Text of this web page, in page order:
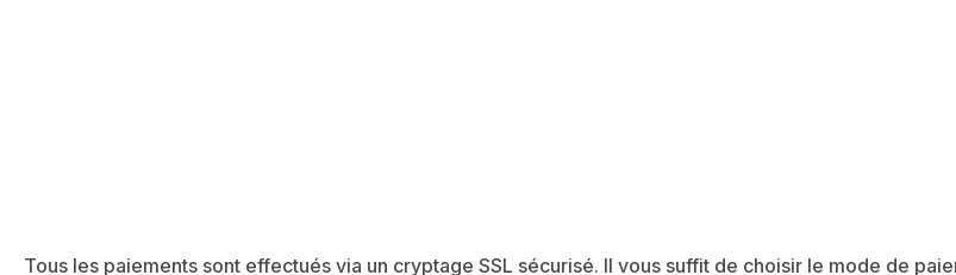
Tous les paiements sont effectués via un cryptage SSL sécurisé. Il vous suffit de choisir le mode de